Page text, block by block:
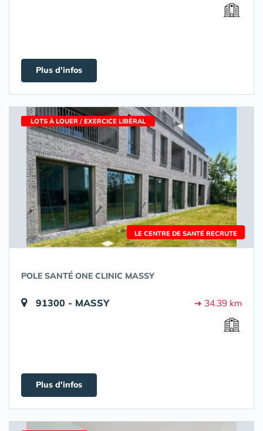
Plus d'infos
LE CENTRE DE SANTÉ RECRUTE
LOTS À LOUER / EXERCICE LIBÉRAL
POLE SANTÉ ONE CLINIC MASSY
91300 - MASSY ➔ 34.39 km
Plus d'infos